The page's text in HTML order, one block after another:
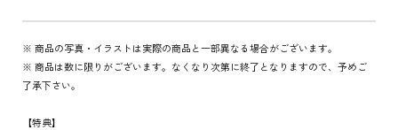
※ 商品の写真・イラストは実際の商品と一部異なる場合がございます。
※ 商品は数に限りがございます。なくなり次第に終了となりますので、予めご
了承下さい。
【特典】